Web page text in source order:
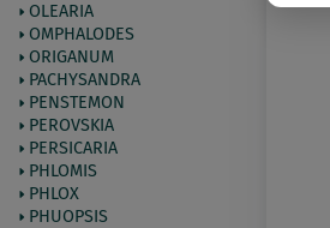
OLEARIA
OMPHALODES
ORIGANUM
PACHYSANDRA
PENSTEMON
PEROVSKIA
PERSICARIA
PHLOMIS
PHLOX
PHUOPSIS